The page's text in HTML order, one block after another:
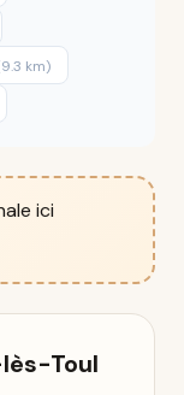
km)
ici
Toul